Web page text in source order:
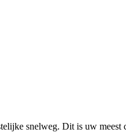
snelweg. Dit is uw meest